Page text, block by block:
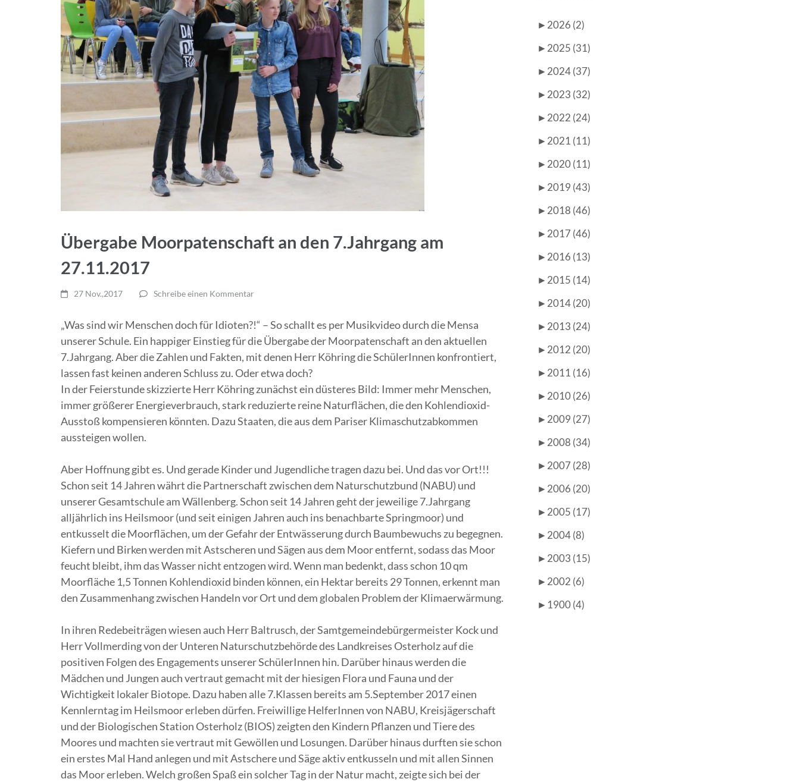
Übergabe Moorpatenschaft an den 7.Jahrgang am
27.11.2017
27 Nov.,2017 Schreibe einen Kommentar
„Was sind wir Menschen doch für Idioten?!“ – So schallt es per Musikvideo durch die Mensa
unserer Schule. Ein happiger Einstieg für die Übergabe der Moorpatenschaft an den aktuellen
7.Jahrgang. Aber die Zahlen und Fakten, mit denen Herr Köhring die SchülerInnen konfrontiert,
lassen fast keinen anderen Schluss zu. Oder etwa doch?
In der Feierstunde skizzierte Herr Köhring zunächst ein düsteres Bild: Immer mehr Menschen,
immer größerer Energieverbrauch, stark reduzierte reine Naturflächen, die den Kohlendioxid-
Ausstoß kompensieren könnten. Dazu Staaten, die aus dem Pariser Klimaschutzabkommen
aussteigen wollen.
Aber Hoffnung gibt es. Und gerade Kinder und Jugendliche tragen dazu bei. Und das vor Ort!!!
Schon seit 14 Jahren währt die Partnerschaft zwischen dem Naturschutzbund (NABU) und
unserer Gesamtschule am Wällenberg. Schon seit 14 Jahren geht der jeweilige 7.Jahrgang
alljährlich ins Heilsmoor (und seit einigen Jahren auch ins benachbarte Springmoor) und
entkusselt die Moorflächen, um der Gefahr der Entwässerung durch Baumbewuchs zu begegnen.
Kiefern und Birken werden mit Astscheren und Sägen aus dem Moor entfernt, sodass das Moor
feucht bleibt, ihm das Wasser nicht entzogen wird. Wenn man bedenkt, dass schon 10 qm
Moorfläche 1,5 Tonnen Kohlendioxid binden können, ein Hektar bereits 29 Tonnen, erkennt man
den Zusammenhang zwischen Handeln vor Ort und dem globalen Problem der Klimaerwärmung.
In ihren Redebeiträgen wiesen auch Herr Baltrusch, der Samtgemeindebürgermeister Kock und
Herr Vollmerding von der Unteren Naturschutzbehörde des Landkreises Osterholz auf die
positiven Folgen des Engagements unserer SchülerInnen hin. Darüber hinaus werden die
Mädchen und Jungen auch vertraut gemacht mit der hiesigen Flora und Fauna und der
Wichtigkeit lokaler Biotope. Dazu haben alle 7.Klassen bereits am 5.September 2017 einen
Kennlerntag im Heilsmoor erleben dürfen. Freiwillige HelferInnen von NABU, Kreisjägerschaft
und der Biologischen Station Osterholz (BIOS) zeigten den Kindern Pflanzen und Tiere des
Moores und machten sie vertraut mit Gewöllen und Losungen. Darüber hinaus durften sie schon
ein erstes Mal Hand anlegen und mit Astschere und Säge aktiv entkusseln und mit allen Sinnen
das Moor erleben. Welch großen Spaß ein solcher Tag in der Natur macht, zeigte sich bei der
► 2026 (2)
► 2025 (31)
► 2024 (37)
► 2023 (32)
► 2022 (24)
► 2021 (11)
► 2020 (11)
► 2019 (43)
► 2018 (46)
► 2017 (46)
► 2016 (13)
► 2015 (14)
► 2014 (20)
► 2013 (24)
► 2012 (20)
► 2011 (16)
► 2010 (26)
► 2009 (27)
► 2008 (34)
► 2007 (28)
► 2006 (20)
► 2005 (17)
► 2004 (8)
► 2003 (15)
► 2002 (6)
► 1900 (4)